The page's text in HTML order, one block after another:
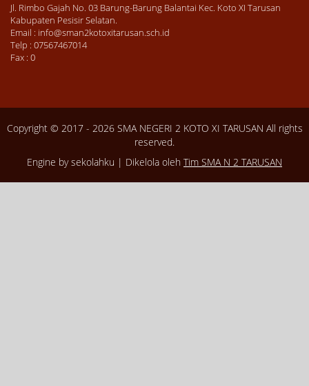
Jl. Rimbo Gajah No. 03 Barung-Barung Balantai Kec. Koto XI Tarusan
Kabupaten Pesisir Selatan.
Email : info@sman2kotoxitarusan.sch.id
Telp : 07567467014
Fax : 0
Copyright © 2017 - 2026SMA NEGERI 2 KOTO XI TARUSAN All rights
reserved.
Engine by sekolahku | Dikelola oleh Tim SMA N 2 TARUSAN